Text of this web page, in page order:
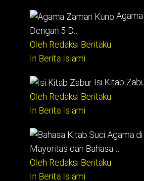
Dengan 5 D…
Oleh Redaksi Beritaku
In Berita Islami
Isi Kitab
Oleh Redaksi Beritaku
In Berita Islami
Mayoritas dan Bahasa …
Oleh Redaksi Beritaku
In Berita Islami